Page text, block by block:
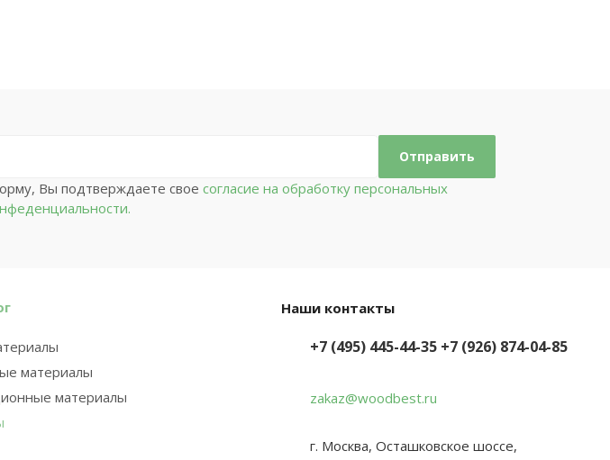
Вы подтверждаете свое согласие на обработку персональных
материалы
материалы
Наши контакты
+7 (495) 445-44-35 +7 (926) 874-04-85
zakaz@woodbest.ru
г. Москва, Осташковское шоссе,